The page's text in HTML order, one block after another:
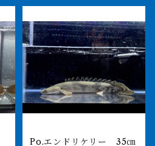
Po.エンドリケリー 35㎝